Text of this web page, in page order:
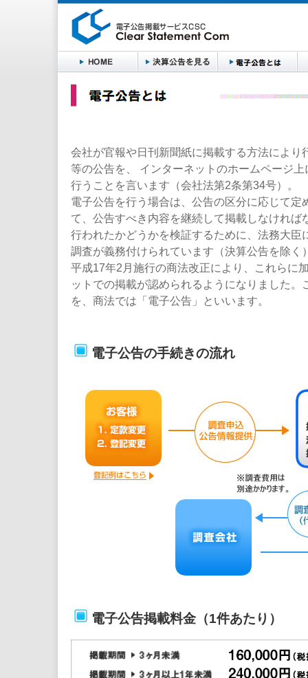
会社が官報や日刊新聞紙に掲載する方法により
等の公告を、 インターネットのホームページ
行うことを言います（会社法第2条第34号）。
電子公告を行う場合は、公告の区分に応じて定
て、公告すべき内容を継続して掲載しなければ
行われたかどうかを検証するために、法務大臣
調査が義務付けられています（決算公告を除く
平成17年2月施行の商法改正により、これらに
ットでの掲載が認められるようになりました。
を、商法では「電子公告」といいます。
電子公告の手続きの流れ
電子公告掲載料金（1件あたり）